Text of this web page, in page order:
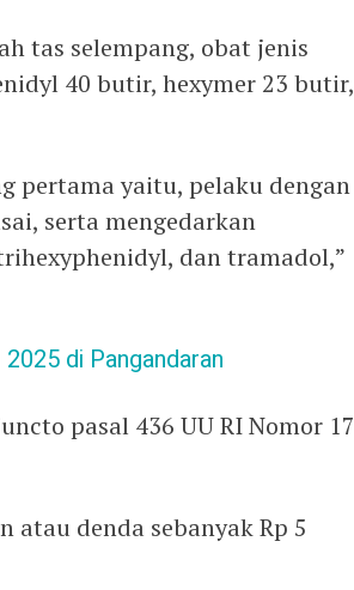
tas selempang, obat jenis
40 butir, hexymer 23 butir,
pertama yaitu, pelaku dengan
serta mengedarkan
dan tramadol,”
di Pangandaran
pasal 436 UU RI Nomor 17
atau denda sebanyak Rp 5